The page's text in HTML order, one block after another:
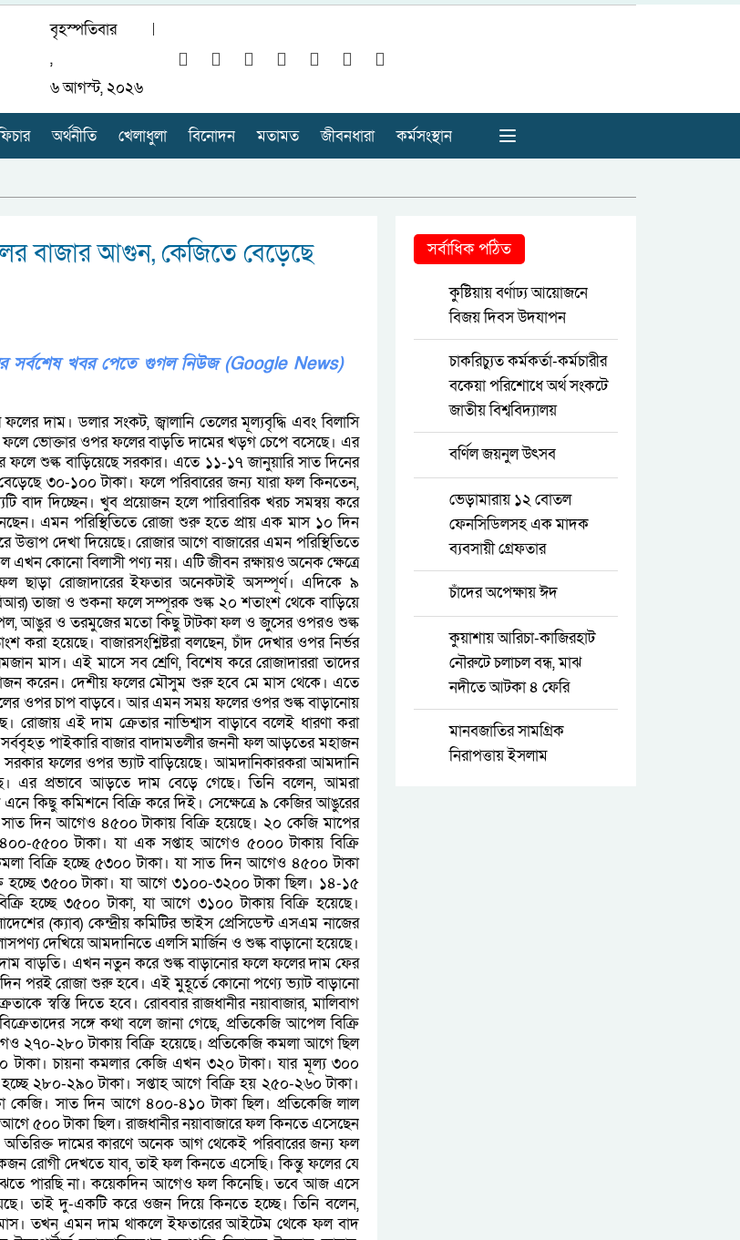
বৃহস্পতিবার
,
৬ আগস্ট, ২০২৬
অর্থনীতি খেলাধুলা বিনোদন মতামত জীবনধারা
কর্মসংস্থান
বাজার আগুন, কেজিতে বেড়েছে
সর্বশেষ খবর পেতে গুগল নিউজ (Google News)
দাম। ডলার সংকট, জ্বালানি তেলের মূল্যবৃদ্ধি এবং বিলাসি
ফলে ভোক্তার ওপর ফলের বাড়তি দামের খড়গ চেপে বসেছে। এর
শুল্ক বাড়িয়েছে সরকার। এতে ১১-১৭ জানুয়ারি সাত দিনের
বেড়েছে ৩০-১০০ টাকা। ফলে পরিবারের জন্য যারা ফল কিনতেন,
বাদ দিচ্ছেন। খুব প্রয়োজন হলে পারিবারিক খরচ সমন্বয় করে
এমন পরিস্থিতিতে রোজা শুরু হতে প্রায় এক মাস ১০ দিন
দেখা দিয়েছে। রোজার আগে বাজারের এমন পরিস্থিতিতে
এখন কোনো বিলাসী পণ্য নয়। এটি জীবন রক্ষায়ও অনেক ক্ষেত্রে
ছাড়া রোজাদারের ইফতার অনেকটাই অসম্পূর্ণ। এদিকে ৯
তাজা ও শুকনা ফলে সম্পূরক শুল্ক ২০ শতাংশ থেকে বাড়িয়ে
আঙুর ও তরমুজের মতো কিছু টাটকা ফল ও জুসের ওপরও শুল্ক
হয়েছে। বাজারসংশ্লিষ্টরা বলছেন, চাঁদ দেখার ওপর নির্ভর
মাস। এই মাসে সব শ্রেণি, বিশেষ করে রোজাদাররা তাদের
করেন। দেশীয় ফলের মৌসুম শুরু হবে মে মাস থেকে। এতে
ওপর চাপ বাড়বে। আর এমন সময় ফলের ওপর শুল্ক বাড়ানোয়
রোজায় এই দাম ক্রেতার নাভিশ্বাস বাড়াবে বলেই ধারণা করা
সর্ববৃহত্ পাইকারি বাজার বাদামতলীর জননী ফল আড়তের মহাজন
সরকার ফলের ওপর ভ্যাট বাড়িয়েছে। আমদানিকারকরা আমদানি
এর প্রভাবে আড়তে দাম বেড়ে গেছে। তিনি বলেন, আমরা
কিছু কমিশনে বিক্রি করে দিই। সেক্ষেত্রে ৯ কেজির আঙুরের
সাত দিন আগেও ৪৫০০ টাকায় বিক্রি হয়েছে। ২০ কেজি মাপের
৫৫০০ টাকা। যা এক সপ্তাহ আগেও ৫০০০ টাকায় বিক্রি
বিক্রি হচ্ছে ৫৩০০ টাকা। যা সাত দিন আগেও ৪৫০০ টাকা
হচ্ছে ৩৫০০ টাকা। যা আগে ৩১০০-৩২০০ টাকা ছিল। ১৪-১৫
হচ্ছে ৩৫০০ টাকা, যা আগে ৩১০০ টাকায় বিক্রি হয়েছে।
(ক্যাব) কেন্দ্রীয় কমিটির ভাইস প্রেসিডেন্ট এসএম নাজের
দেখিয়ে আমদানিতে এলসি মার্জিন ও শুল্ক বাড়ানো হয়েছে।
বাড়তি। এখন নতুন করে শুল্ক বাড়ানোর ফলে ফলের দাম ফের
পরই রোজা শুরু হবে। এই মুহূর্তে কোনো পণ্যে ভ্যাট বাড়ানো
স্বস্তি দিতে হবে। রোববার রাজধানীর নয়াবাজার, মালিবাগ
সঙ্গে কথা বলে জানা গেছে, প্রতিকেজি আপেল বিক্রি
২৭০-২৮০ টাকায় বিক্রি হয়েছে। প্রতিকেজি কমলা আগে ছিল
চায়না কমলার কেজি এখন ৩২০ টাকা। যার মূল্য ৩০০
হচ্ছে ২৮০-২৯০ টাকা। সপ্তাহ আগে বিক্রি হয় ২৫০-২৬০ টাকা।
কেজি। সাত দিন আগে ৪০০-৪১০ টাকা ছিল। প্রতিকেজি লাল
৫০০ টাকা ছিল। রাজধানীর নয়াবাজারে ফল কিনতে এসেছেন
অতিরিক্ত দামের কারণে অনেক আগ থেকেই পরিবারের জন্য ফল
রোগী দেখতে যাব, তাই ফল কিনতে এসেছি। কিন্তু ফলের যে
পারছি না। কয়েকদিন আগেও ফল কিনেছি। তবে আজ এসে
তাই দু-একটি করে ওজন দিয়ে কিনতে হচ্ছে। তিনি বলেন,
তখন এমন দাম থাকলে ইফতারের আইটেম থেকে ফল বাদ
সর্বাধিক পঠিত
কুষ্টিয়ায় বর্ণাঢ্য আয়োজনে
বিজয় দিবস উদযাপন
চাকরিচ্যুত কর্মকর্তা-কর্মচারীর
বকেয়া পরিশোধে অর্থ সংকটে
জাতীয় বিশ্ববিদ্যালয়
বর্ণিল জয়নুল উৎসব
ভেড়ামারায় ১২ বোতল
ফেনসিডিলসহ এক মাদক
ব্যবসায়ী গ্রেফতার
চাঁদের অপেক্ষায় ঈদ
কুয়াশায় আরিচা-কাজিরহাট
নৌরুটে চলাচল বন্ধ, মাঝ
নদীতে আটকা ৪ ফেরি
মানবজাতির সামগ্রিক
নিরাপত্তায় ইসলাম